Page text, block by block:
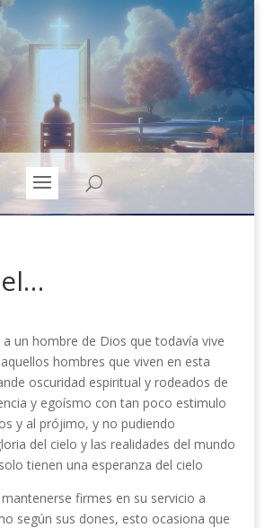
un hombre de Dios que todavía vive
hombres que viven en esta
oscuridad espiritual y rodeados de
y egoísmo con tan poco estimulo
y al prójimo, y no pudiendo
del cielo y las realidades del mundo
tienen una esperanza del cielo
firmes en su servicio a
según sus dones, esto ocasiona que